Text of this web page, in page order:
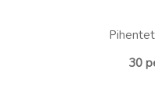
30